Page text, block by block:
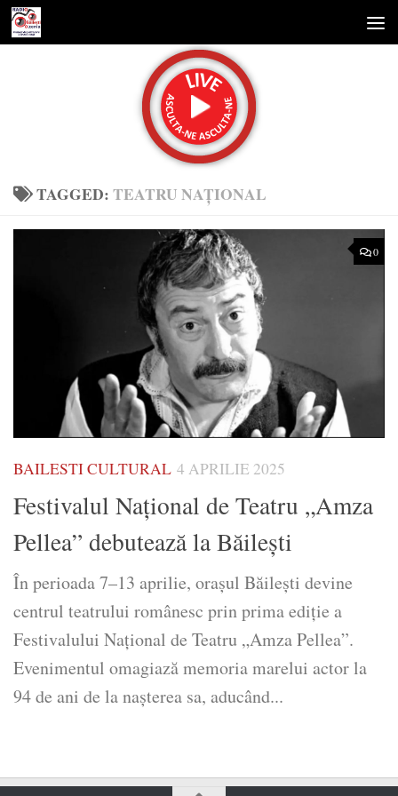
Skip to content
TAGGED:TEATRU NAȚIONAL
0
BAILESTI CULTURAL 4 APRILIE 2025
Festivalul Naţional de Teatru „Amza
Pellea” debutează la Băileşti
În perioada 7–13 aprilie, orașul Băilești devine
centrul teatrului românesc prin prima ediție a
Festivalului Național de Teatru „Amza Pellea”.
Evenimentul omagiază memoria marelui actor la
94 de ani de la nașterea sa, aducând...